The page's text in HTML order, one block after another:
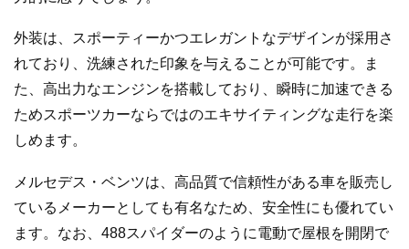
外装は、スポーティーかつエレガントなデザインが採用さ
れており、洗練された印象を与えることが可能です。ま
た、高出力なエンジンを搭載しており、瞬時に加速できる
ためスポーツカーならではのエキサイティングな走行を楽
しめます。
メルセデス・ベンツは、高品質で信頼性がある車を販売し
ているメーカーとしても有名なため、安全性にも優れてい
ます。なお、488スパイダーのように電動で屋根を開閉で